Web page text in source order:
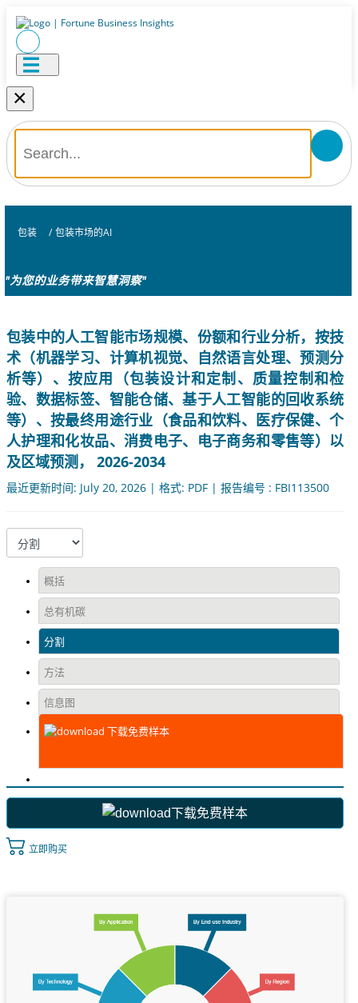
×
包装 / 包装市场的AI
"为您的业务带来智慧洞察"
包装中的人工智能市场规模、份额和行业分析，按技
术（机器学习、计算机视觉、自然语言处理、预测分
析等）、按应用（包装设计和定制、质量控制和检
验、数据标签、智能仓储、基于人工智能的回收系统
等）、按最终用途行业（食品和饮料、医疗保健、个
人护理和化妆品、消费电子、电子商务和零售等）以
及区域预测， 2026-2034
最近更新时间: July 20, 2026 | 格式: PDF | 报告编号 : FBI113500
概括
总有机碳
分割
方法
信息图
下载免费样本
下载免费样本
立即购买